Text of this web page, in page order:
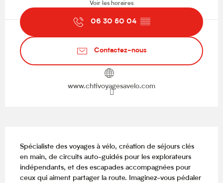
Voir les horaires
06 30 50 04 ▒▒
Contactez-nous
www.chtivoyagesavelo.com
Spécialiste des voyages à vélo, création de séjours clés
en main, de circuits auto-guidés pour les explorateurs
indépendants, et des escapades accompagnées pour
ceux qui aiment partager la route. Imaginez-vous pédaler